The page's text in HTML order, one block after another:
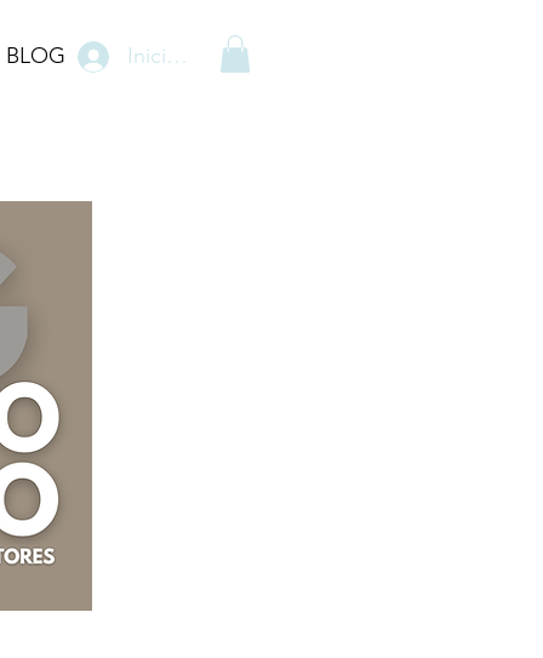
BLOG Iniciar sesión